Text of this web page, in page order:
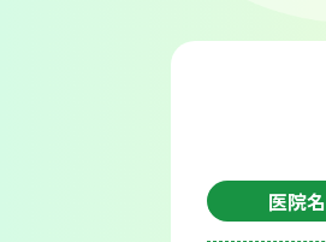
医院名